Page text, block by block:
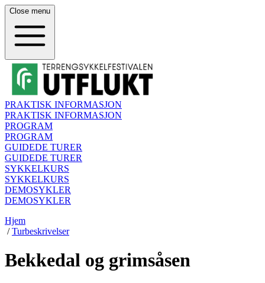
Close menu
PRAKTISK INFORMASJON
PRAKTISK INFORMASJON
PROGRAM
PROGRAM
GUIDEDE TURER
GUIDEDE TURER
SYKKELKURS
SYKKELKURS
DEMOSYKLER
DEMOSYKLER
Hjem
/ Turbeskrivelser
Bekkedal og grimsåsen